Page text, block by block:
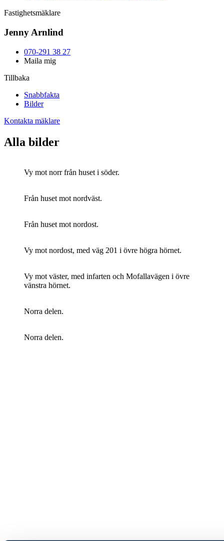
Fastighetsmäklare
Jenny Arnlind
070-291 38 27
Maila mig
Tillbaka
Snabbfakta
Bilder
Kontakta mäklare
Alla bilder
Vy mot norr från huset i söder.
Från huset mot nordväst.
Från huset mot nordost.
Vy mot nordost, med väg 201 i övre högra hörnet.
Vy mot väster, med infarten och Mofallavägen i övre
vänstra hörnet.
Norra delen.
Norra delen.